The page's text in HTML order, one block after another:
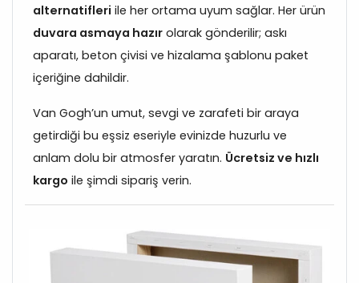
alternatifleri ile her ortama uyum sağlar. Her ürün
duvara asmaya hazır olarak gönderilir; askı
aparatı, beton çivisi ve hizalama şablonu paket
içeriğine dahildir.
Van Gogh’un umut, sevgi ve zarafeti bir araya
getirdiği bu eşsiz eseriyle evinizde huzurlu ve
anlam dolu bir atmosfer yaratın. Ücretsiz ve hızlı
kargo ile şimdi sipariş verin.